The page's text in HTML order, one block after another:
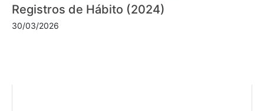
Registros de Hábito (2024)
30/03/2026